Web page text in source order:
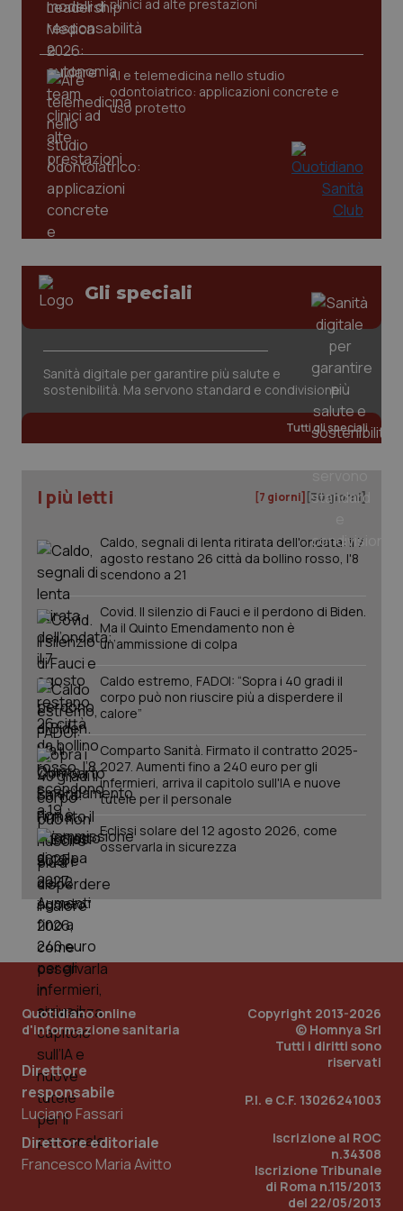
clinici ad alte prestazioni
AI e telemedicina nello studio
odontoiatrico: applicazioni concrete e
uso protetto
Gli speciali
Sanità digitale per garantire più salute e
sostenibilità. Ma servono standard e condivisione
Tutti gli speciali
I più letti [7 giorni] [30 giorni]
Caldo, segnali di lenta ritirata dell'ondata: il 7
agosto restano 26 città da bollino rosso, l'8
scendono a 21
Covid. Il silenzio di Fauci e il perdono di Biden.
Ma il Quinto Emendamento non è
un’ammissione di colpa
Caldo estremo, FADOI: “Sopra i 40 gradi il
corpo può non riuscire più a disperdere il
calore”
Comparto Sanità. Firmato il contratto 2025-
2027. Aumenti fino a 240 euro per gli
infermieri, arriva il capitolo sull'IA e nuove
tutele per il personale
Eclissi solare del 12 agosto 2026, come
osservarla in sicurezza
Quotidiano online
d'informazione sanitaria
Direttore
responsabile
Luciano Fassari
Direttore editoriale
Francesco Maria Avitto
Copyright 2013-2026
© Homnya Srl
Tutti i diritti sono
riservati
P.I. e C.F. 13026241003
Iscrizione al ROC
n.34308
Iscrizione Tribunale
di Roma n.115/2013
del 22/05/2013
CookieScriptConsent
CookieScript
5
tracking-sites-ironfish-
session-id
_ga
Google LLC
.quotidianosanita.it
www.quotidianosanita.it